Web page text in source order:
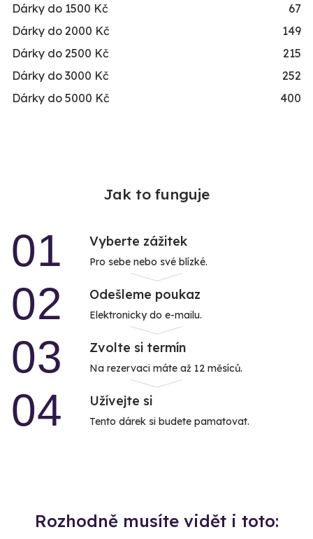
Dárky do 1500 Kč
67
Dárky do 2000 Kč
149
Dárky do 2500 Kč
215
Dárky do 3000 Kč
252
Dárky do 5000 Kč
400
Jak to funguje
01 Vyberte zážitek
Pro sebe nebo své blízké.
02 Odešleme poukaz
Elektronicky do e-mailu.
03 Zvolte si termín
Na rezervaci máte až 12 měsíců.
04 Užívejte si
Tento dárek si budete pamatovat.
Rozhodně musíte vidět i toto: